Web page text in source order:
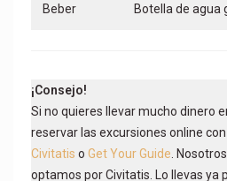
Beber Botella de agua
¡Consejo!
Si no quieres llevar mucho dinero
reservar las excursiones online
Civitatis o Get Your Guide .
optamos por Civitatis. Lo llevas ya